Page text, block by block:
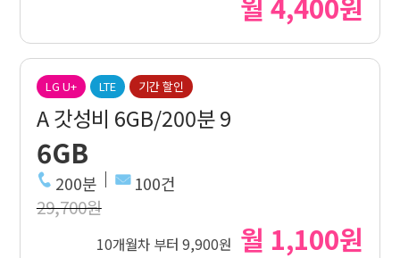
LG U+ LTE 기간 할인
A 갓성비 6GB/200분 9
6GB
200분 100건
29,700원
10개월차 부터 9,900원 월 1,100원